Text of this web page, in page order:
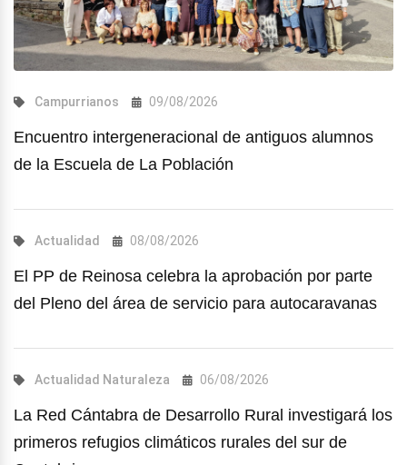
Campurrianos 09/08/2026
Encuentro intergeneracional de antiguos alumnos
de la Escuela de La Población
Actualidad 08/08/2026
El PP de Reinosa celebra la aprobación por parte
del Pleno del área de servicio para autocaravanas
Actualidad Naturaleza 06/08/2026
La Red Cántabra de Desarrollo Rural investigará los
primeros refugios climáticos rurales del sur de